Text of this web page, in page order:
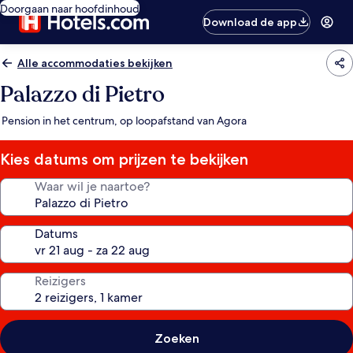
Doorgaan naar hoofdinhoud
Download de app
Alle accommodaties bekijken
Palazzo di Pietro
Pension in het centrum, op loopafstand van Agora
Kies datums om prijzen te bekijken
Waar wil je naartoe?
Datums
Reizigers
Zoeken